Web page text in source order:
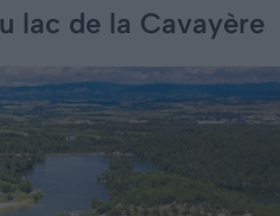
lac de la Cavayère